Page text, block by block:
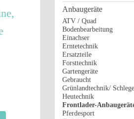
Anbaugeräte
ATV / Quad
Bodenbearbeitung
Einachser
Erntetechnik
Ersatzteile
Forsttechnik
Gartengeräte
Gebraucht
Grünlandtechnik/
Heutechnik
Frontlader-
Pferdesport